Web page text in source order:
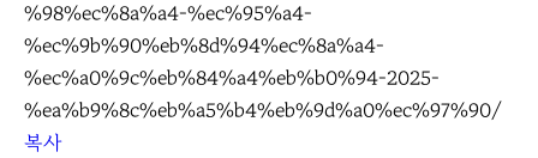
h
a
r
e
%98%ec%8a%a4-%ec%95%a4-
%ec%9b%90%eb%8d%94%ec%8a%a4-
%ec%a0%9c%eb%84%a4%eb%b0%94-2025-
%ea%b9%8c%eb%a5%b4%eb%9d%a0%ec%97%90/
복사